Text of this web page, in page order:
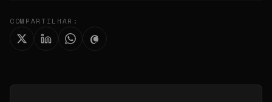
COMPARTILHAR: